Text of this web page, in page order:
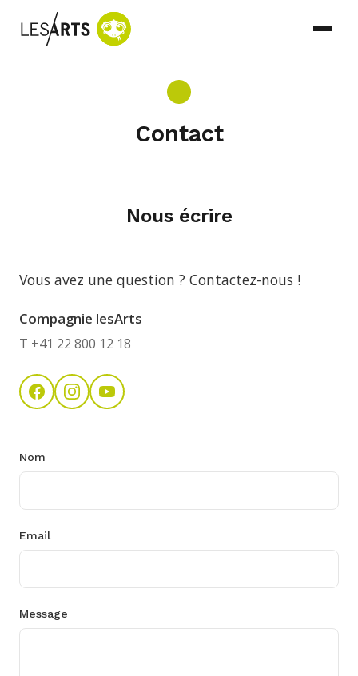
Contact
Nous écrire
Vous avez une question ? Contactez-nous !
Compagnie lesArts
T +41 22 800 12 18
Nom
Email
Message